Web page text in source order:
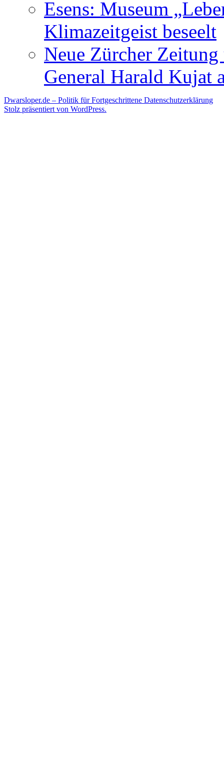
Esens: Museum
Klimazeitgeist beseelt
Neue Zürcher
General Harald Kujat
Dwarsloper.de – Politik für Fortgeschrittene Datenschutzerklärung
Stolz präsentiert von WordPress.